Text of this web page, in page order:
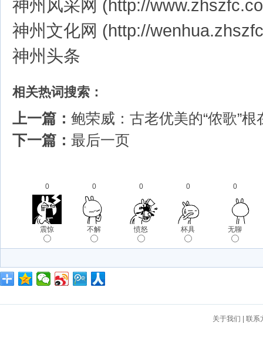
神州风采网 (http://
神州文化网 (http://
神州头条
相关热词搜索：
上一篇： 鲍荣威：古老优美的“侬歌”
下一篇： 最后一页
0
震惊
0
不解
0
愤怒
0
杯具
0
无聊
关于我们 联系